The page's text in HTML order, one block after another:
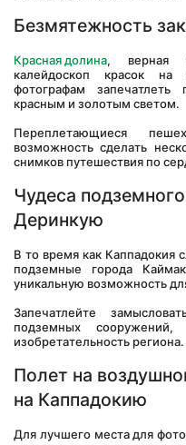
Безмятежность
Красная долина, верная
калейдоскоп красок
фотографам
красным и золотым светом.
Переплетающиеся
возможность сделать
снимков путешествия по
Чудеса
Деринкую
В то время как Каппадокия
подземные города
уникальную возможность
Запечатлейте
подземных
изобретательность региона.
Полет на
на Каппадокию
Для лучшего места для